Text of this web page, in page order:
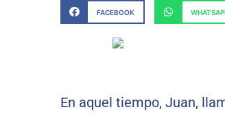
FACEBOOK
En aquel tiempo, Juan,